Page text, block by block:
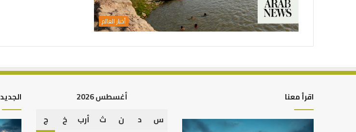
أخبار العالم
اقرأ معنا
التوازن
أغسطس 2026
س
د ن ث أرب خ
ج
الجديد